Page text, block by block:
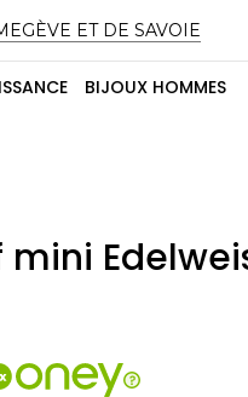
ET DE SAVOIE
BIJOUX HOMMES